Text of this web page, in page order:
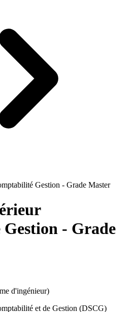
Gestion - Grade Master
- Grade
d'ingénieur)
et de Gestion (DSCG)